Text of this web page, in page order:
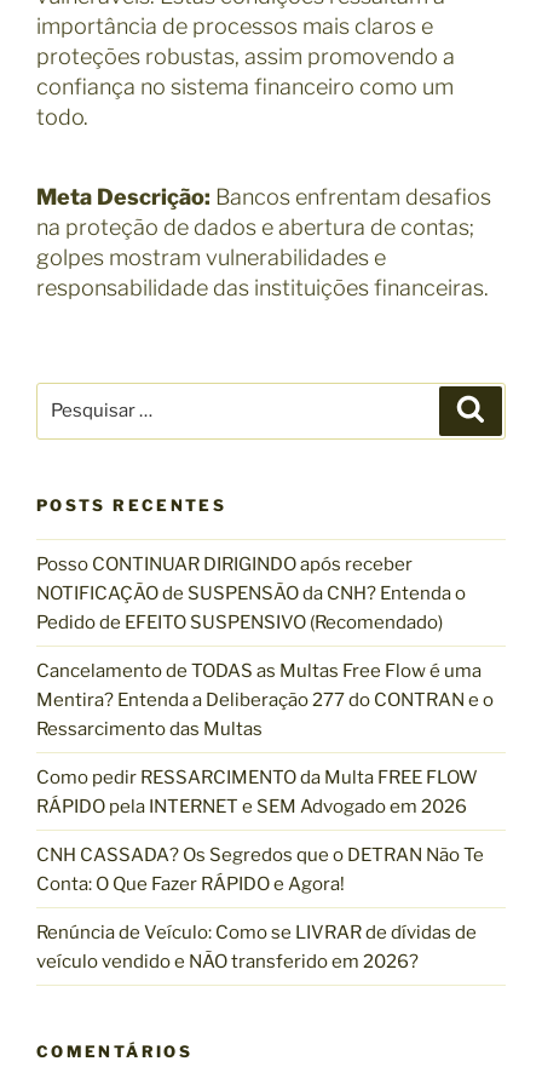
importância de processos mais claros e
proteções robustas, assim promovendo a
confiança no sistema financeiro como um
todo.
Meta Descrição: Bancos enfrentam desafios
na proteção de dados e abertura de contas;
golpes mostram vulnerabilidades e
responsabilidade das instituições financeiras.
u
i
s
a
r
p
o
r
s
r
POSTS RECENTES
Posso CONTINUAR DIRIGINDO após receber
NOTIFICAÇÃO de SUSPENSÃO da CNH? Entenda o
Pedido de EFEITO SUSPENSIVO (Recomendado)
Cancelamento de TODAS as Multas Free Flow é uma
Mentira? Entenda a Deliberação 277 do CONTRAN e o
Ressarcimento das Multas
Como pedir RESSARCIMENTO da Multa FREE FLOW
RÁPIDO pela INTERNET e SEM Advogado em 2026
CNH CASSADA? Os Segredos que o DETRAN Não Te
Conta: O Que Fazer RÁPIDO e Agora!
Renúncia de Veículo: Como se LIVRAR de dívidas de
veículo vendido e NÃO transferido em 2026?
COMENTÁRIOS